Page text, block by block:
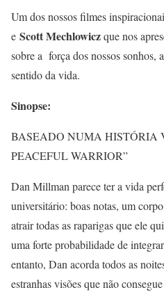
Um dos nossos filmes
e Scott Mechlowiczque nos
sobre a força dos nossos sonhos, a
sentido da vida.
Sinopse:
BASEADO NUMA HISTÓRIA
PEACEFUL WARRIOR”
Dan Millman parece ter a vida
universitário: boas notas, um
atrair todas as raparigas que ele
uma forte probabilidade de
entanto, Dan acorda todos as
estranhas visões que não